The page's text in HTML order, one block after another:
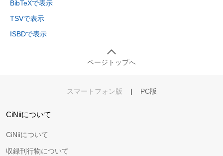
BibTeXで表示
TSVで表示
ISBDで表示
ページトップへ
スマートフォン版 | PC版
CiNiiについて
CiNiiについて
収録刊行物について